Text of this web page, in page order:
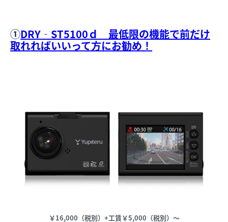
①DRY‐ST5100ｄ 最低限の機能で前だけ
取れればいいって方にお勧め！
￥16,000（税別）+工賃￥5,000（税別）～